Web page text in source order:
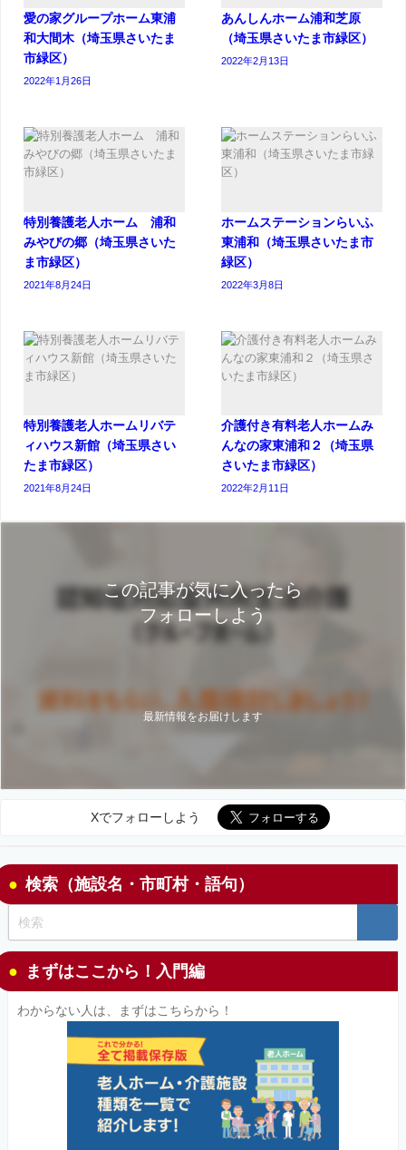
愛の家グループホーム東浦
和大間木（埼玉県さいたま
市緑区）
2022年1月26日
あんしんホーム浦和芝原
（埼玉県さいたま市緑区）
2022年2月13日
特別養護老人ホーム 浦和
みやびの郷（埼玉県さいた
ま市緑区）
2021年8月24日
ホームステーションらいふ
東浦和（埼玉県さいたま市
緑区）
2022年3月8日
特別養護老人ホームリバテ
ィハウス新館（埼玉県さい
たま市緑区）
2021年8月24日
介護付き有料老人ホームみ
んなの家東浦和２（埼玉県
さいたま市緑区）
2022年2月11日
この記事が気に入ったら
フォローしよう
最新情報をお届けします
Xでフォローしよう
検索（施設名・市町村・語句）
まずはここから！入門編
わからない人は、まずはこちらから！